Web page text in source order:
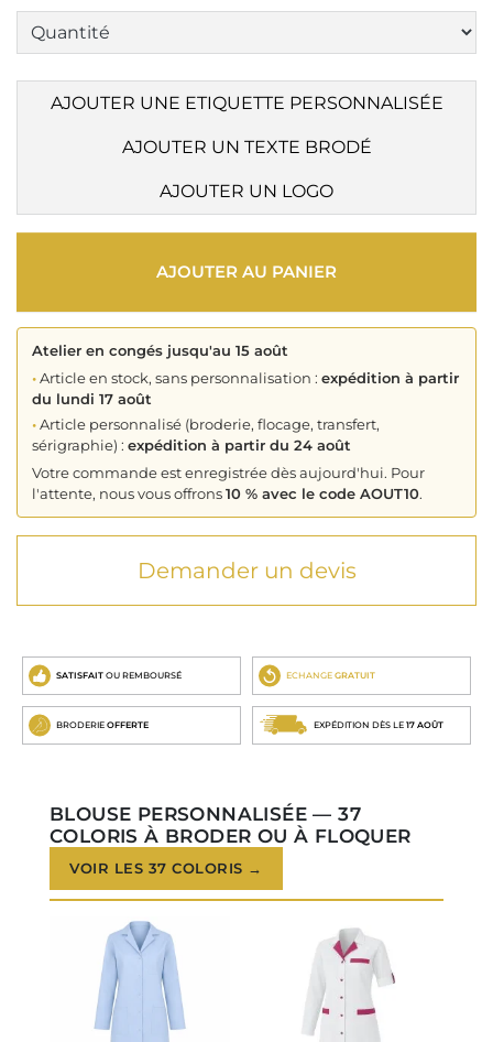
AJOUTER UNE ETIQUETTE PERSONNALISÉE
AJOUTER UN TEXTE BRODÉ
AJOUTER UN LOGO
AJOUTER AU PANIER
Atelier en congés jusqu'au 15 août
•Article en stock, sans personnalisation : expédition à partir
du lundi 17 août
•Article personnalisé (broderie, flocage, transfert,
sérigraphie) : expédition à partir du 24 août
Votre commande est enregistrée dès aujourd'hui. Pour
l'attente, nous vous offrons10 % avec le code AOUT10.
Demander un devis
SATISFAIT OU REMBOURSÉ ECHANGE GRATUIT
BRODERIE OFFERTE EXPÉDITION DÈS LE 17 AOÛT
BLOUSE PERSONNALISÉE — 37
COLORIS À BRODER OU À FLOQUER
VOIR LES 37 COLORIS →